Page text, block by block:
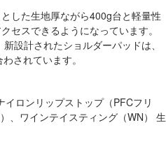
した生地厚ながら400g台と軽量性
セスできるようになっています。
設計されたショルダーパッドは、
されています。
ロンリップストップ（PFCフリ
、ワインテイスティング（WN） 生